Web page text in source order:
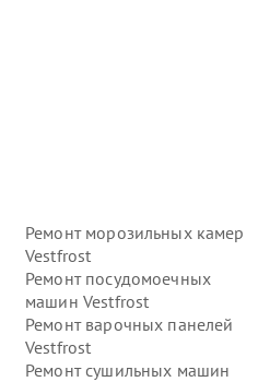
Ремонт морозильных камер
Vestfrost
Ремонт посудомоечных
машин Vestfrost
Ремонт варочных панелей
Vestfrost
Ремонт сушильных машин